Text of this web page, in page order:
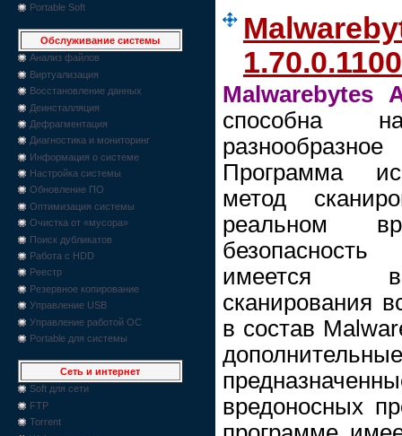
Portable Soft
Обслуживание системы
Анализ файлов
Виртуализация
Восстановление данных
Деинсталляция
Дефрагментация
Диагностика и мониторинг
Информация о системе
Настройка системы
Обновление ПО
Оптимизация системы
Очистка от «мусора»
Поиск дубликатов
Работа с HDD
Реестр
Резервное копирование
Управление USB
Управление работой ОС
Portable для системы
Сеть и интернет
Soft для сети
FTP
Torrent
Malwarebytes
способнa
Программа
метод
реальном
имеется
сканирования
в состав
вредоносных